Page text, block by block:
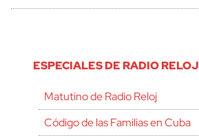
ESPECIALES DE RADIO RELOJ
Matutino de Radio Reloj
Código de las Familias en Cuba